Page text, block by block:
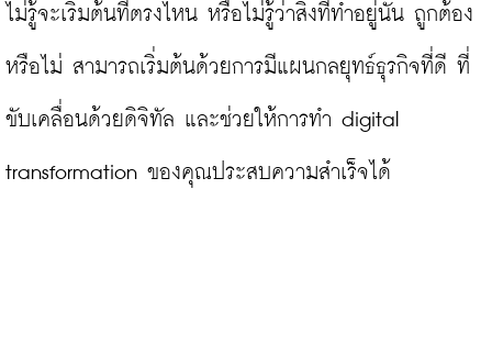
ไม่รู้จะเริ่มต้นที่ตรงไหน หรือไม่รู้ว่าสิ่งที่ทำอยู่นั้น ถูกต้อง
หรือไม่ สามารถเริ่มต้นด้วยการมีแผนกลยุทธ์ธุรกิจที่ดี ที่
ขับเคลื่อนด้วยดิจิทัล และช่วยให้การทำ digital
transformation ของคุณประสบความสำเร็จได้